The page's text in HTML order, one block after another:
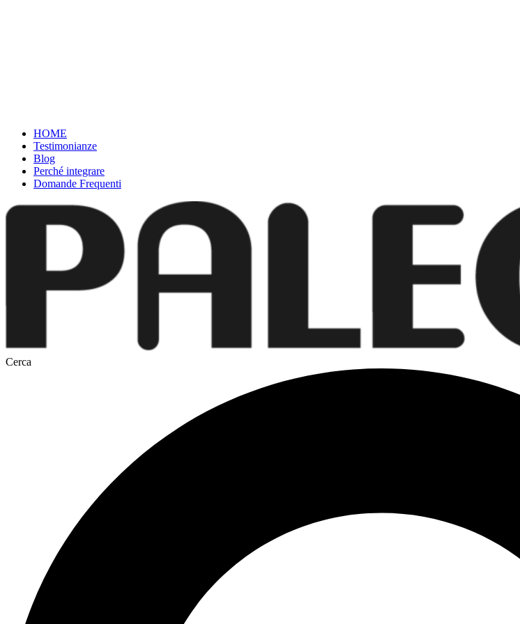
HOME
Testimonianze
Blog
Perché integrare
Domande Frequenti
Cerca